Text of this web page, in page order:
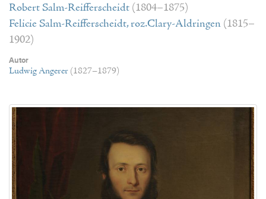
Robert Salm-Reifferscheidt (1804–1875)
Felicie Salm-Reifferscheidt, roz.Clary-Aldringen (1815–
1902)
Autor
Ludwig Angerer (1827–1879)